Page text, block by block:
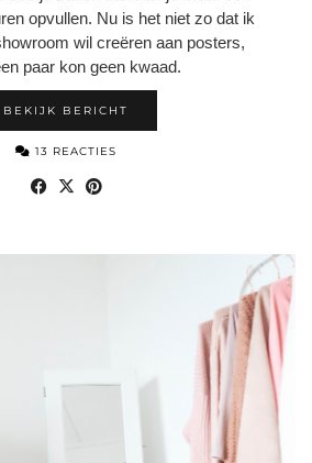
opvullen. Nu is het niet zo dat ik
wil creëren aan posters,
paar kon geen kwaad.
BEKIJK BERICHT
13 REACTIES